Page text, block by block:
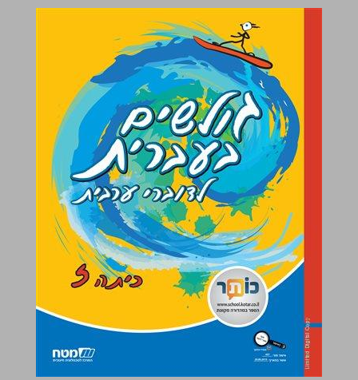
גולשים בעברית לדוברי ערבית כיתה ז ... 0